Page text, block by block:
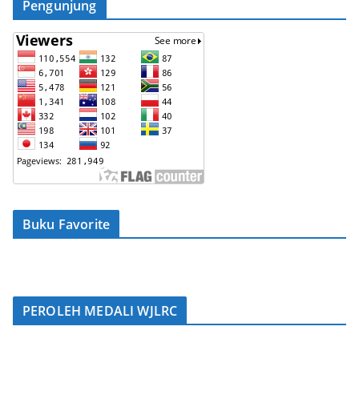
Pengunjung
Buku Favorite
PEROLEH MEDALI WJLRC